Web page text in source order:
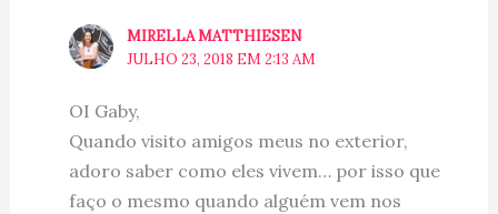
MIRELLA MATTHIESEN
JULHO 23, 2018 EM 2:13 AM
OI Gaby,
Quando visito amigos meus no exterior,
adoro saber como eles vivem… por isso que
faço o mesmo quando alguém vem nos